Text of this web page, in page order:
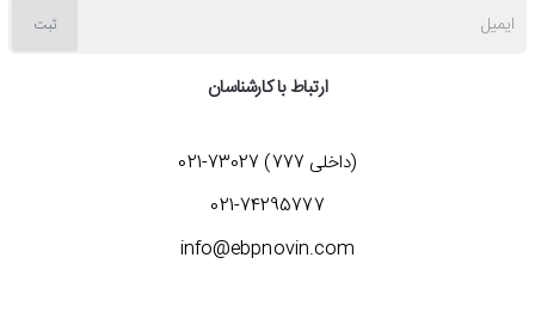
ایمیل ثبت
ارتباط با کارشناسان
(داخلی 777) 73027-021
021-74295777
info@ebpnovin.com